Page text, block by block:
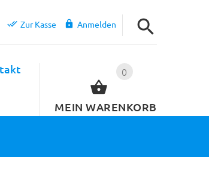
Zur Kasse Anmelden
0
MEIN WARENKORB